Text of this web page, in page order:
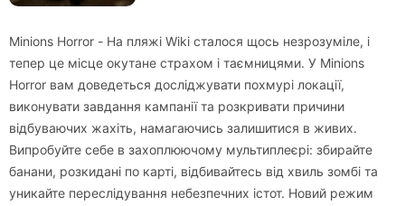
Minions Horror - На пляжі Wiki сталося щось незрозуміле, і
тепер це місце окутане страхом і таємницями. У Minions
Horror вам доведеться досліджувати похмурі локації,
виконувати завдання кампанії та розкривати причини
відбуваючих жахіть, намагаючись залишитися в живих.
Випробуйте себе в захоплюючому мультиплеєрі: збирайте
банани, розкидані по карті, відбивайтесь від хвиль зомбі та
уникайте переслідування небезпечних істот. Новий режим